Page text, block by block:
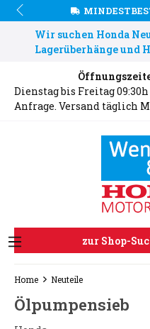
Wir suchen Honda
Lagerüberhänge und
Dienstag bis Freitag
Anfrage. Versand täglich
zur Shop-
Home Neuteile
Ölpumpensieb